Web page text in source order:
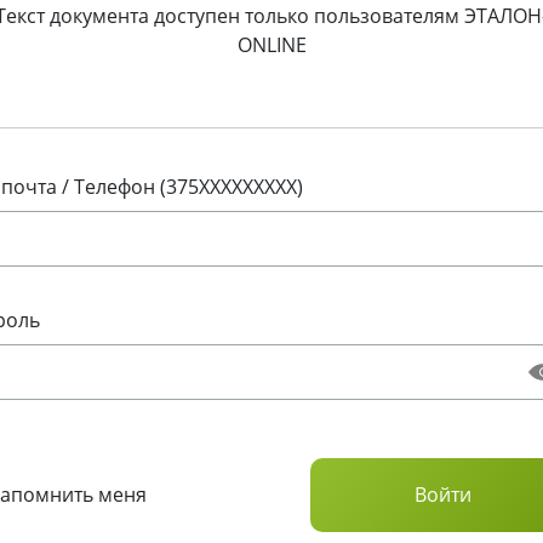
документа доступен только пользователям
ONLINE
/ Телефон (375XXXXXXXXX)
меня